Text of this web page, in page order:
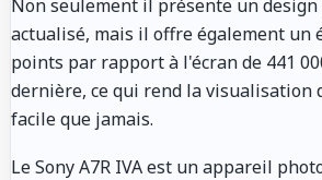
Non seulement il présente un
actualisé, mais il offre également un
points par rapport à l'écran de 441
dernière, ce qui rend la visualisation
facile que jamais.
Le Sony A7R IVA est un appareil